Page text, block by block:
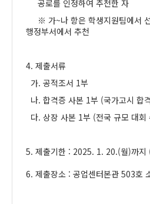
공로를 인정하여 추천한 자
※ 가~나 항은 학생지원팀에서
행정부서에서 추천
4. 제출서류
가. 공적조서 1부
나. 합격증 사본 1부 (국가고시 합
다. 상장 사본 1부 (전국 규모 대회
5. 제출기한 : 2025. 1. 20.(월)까지
6. 제출장소 : 공업센터본관 503호